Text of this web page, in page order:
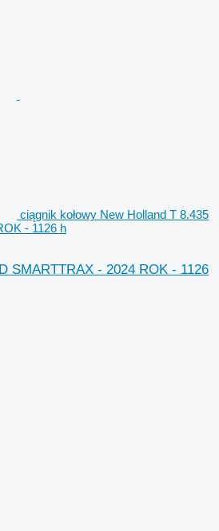
ciągnik kołowy New Holland T 8.435
- 1126 h
SMARTTRAX - 2024 ROK - 1126